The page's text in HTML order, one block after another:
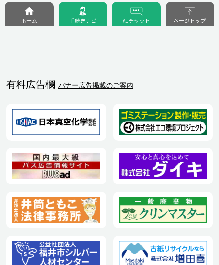
有料広告欄 バナー広告掲載のご案内
ホーム 手続きナビ AIチャット ページトップ